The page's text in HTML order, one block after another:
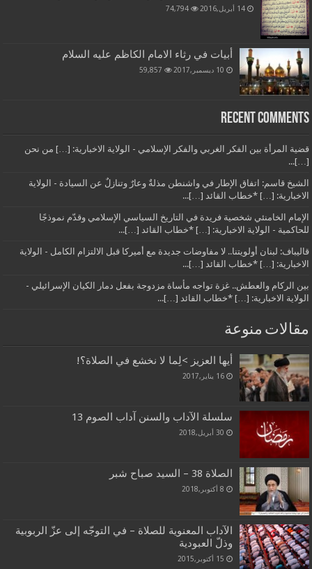
14 أبريل,2016 74,794
أبيات في رثاء الامام الكاظم عليه السلام
10 ديسمبر,2017 59,857
Recent Comments
قضية المرأة بين الفكر الغربي والفكر الإسلامي - الولاية الاخبارية: […] من نحن
[…]...
الشيخ قاسم: اتفاق الإطار في واشنطن مذلةٌ وعارٌ وتنازلٌ عن السيادة - الولاية
الاخبارية: […] *خطاب القائد […]...
الإمام الخامنئي شخصية فريدة في التاريخ السياسي الإسلامي وقدّم نموذجًا
للحاكمية - الولاية الاخبارية: […] *خطاب القائد […]...
قاليباف: لبنان أولويتنا.. لا مفاوضات جديدة مع أميركا قبل الالتزام الكامل - الولاية
الاخبارية: […] *خطاب القائد […]...
بين الركام والعطش.. غزة تواجه مأساة مزدوجة بفعل دمار الكيان الإسرائيلي -
الولاية الاخبارية: […] *خطاب القائد […]...
مقالات منوعة
أيها العزيز >لِما لا نخشع في الصلاة؟!
16 يناير,2017
سلسلة الآداب والسنن آداب الصوم 13
30 أبريل,2018
الصلاة 38 – السيد صباح شبر
8 أكتوبر,2018
الآداب المعنوية للصلاة – في التوجّه إلى عزّ الربوبية
وذلّ العبودية
15 أكتوبر,2015